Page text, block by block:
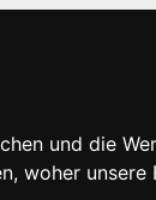
und die
woher